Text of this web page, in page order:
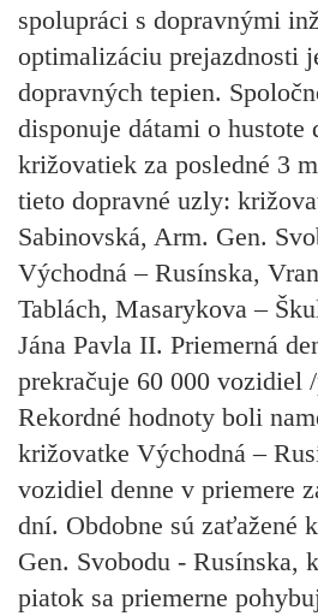
spolupráci s dopravnými
optimalizáciu prejazdnosti
dopravných tepien.
disponuje dátami o hustote
križovatiek za posledné 3
tieto dopravné uzly:
Sabinovská, Arm. Gen.
Východná – Rusínska,
Tablách, Masarykova –
Jána Pavla II. Priemerná
prekračuje 60 000 vozidiel
Rekordné hodnoty boli
križovatke Východná –
vozidiel denne v priemere
dní. Obdobne sú zaťažené
Gen. Svobodu - Rusínska,
piatok sa priemerne